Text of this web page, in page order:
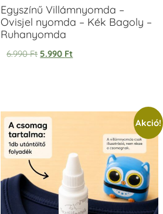
Egyszínű Villámnyomda –
Ovisjel nyomda – Kék Bagoly –
Ruhanyomda
6.990Ft 5.990 Ft
Akció!